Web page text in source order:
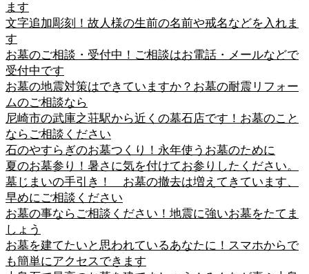
ます
文字追加彫刻！故人様の生前の名前や戒名などを入れま
す
お墓のご相談・受付中！ご相談はお電話・メールなどで
受付中です
お墓の地震対策はできていますか？お墓の耐震リフォー
ムのご相談なら
尼崎市の武庫之荘駅から近くの墓石店です！お墓のこと
ならご相談ください
石のやすらぎのお墓つくり！永年使うお墓のために
夏のお墓参り！暑さに気を付けてお参りしたください。
墓じまいの手引き！ お墓の撤去は増えてきています、
早めにご相談ください
お墓の事ならご相談ください！地震に強いお墓をたてま
しょう
お墓を建てたいと思われているあなたに！スマホからで
も簡単にアクセスできます